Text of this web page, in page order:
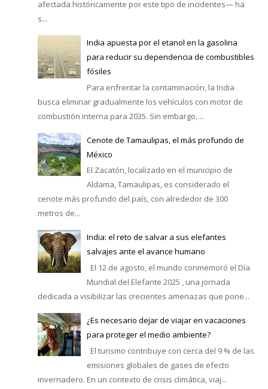
afectada históricamente por este tipo de incidentes— ha
s...
India apuesta por el etanol en la gasolina
para reducir su dependencia de combustibles
fósiles
Para enfrentar la contaminación, la India
busca eliminar gradualmente los vehículos con motor de
combustión interna para 2035. Sin embargo, ...
Cenote de Tamaulipas, el más profundo de
México
El Zacatón, localizado en el municipio de
Aldama, Tamaulipas, es considerado el
cenote más profundo del país, con alrededor de 300
metros de...
India: el reto de salvar a sus elefantes
salvajes ante el avance humano
El 12 de agosto, el mundo conmemoró el Día
Mundial del Elefante 2025 , una jornada
dedicada a visibilizar las crecientes amenazas que pone...
¿Es necesario dejar de viajar en vacaciones
para proteger el medio ambiente?
El turismo contribuye con cerca del 9 % de las
emisiones globales de gases de efecto
invernadero. En un contexto de crisis climática, viaj...